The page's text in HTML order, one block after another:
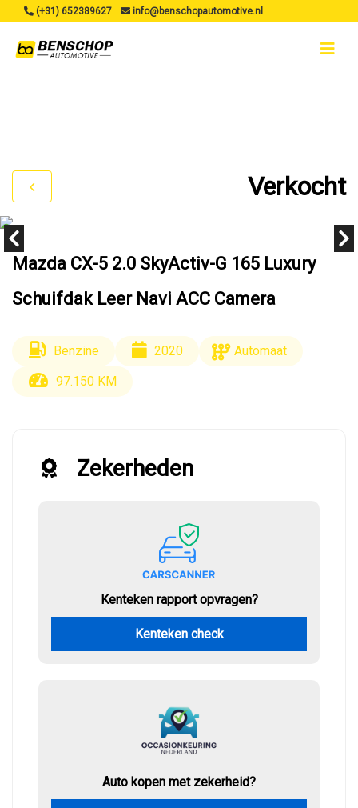
(+31) 652389627 info@benschopautomotive.nl
Verkocht
Mazda CX-5 2.0 SkyActiv-G 165 Luxury
Schuifdak Leer Navi ACC Camera
Benzine 2020
Automaat
97.150 KM
Zekerheden
Kenteken rapport opvragen?
Kenteken check
Auto kopen met zekerheid?